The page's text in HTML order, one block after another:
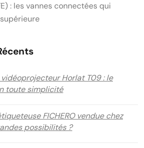
: les vannes connectées qui
vidéoprojecteur Horlat T09 : le
toute simplicité
FICHERO vendue chez
possibilités ?